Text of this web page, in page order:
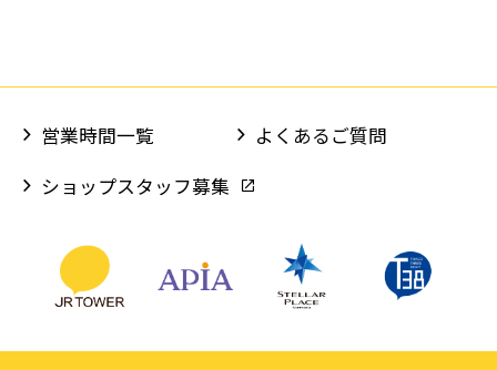
営業時間一覧
よくあるご質問
ショップスタッフ募集